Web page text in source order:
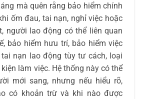
mà quên rằng bảo hiểm chính
ốm đau, tai nạn, nghỉ việc hoặc
người lao động có thể liên quan
bảo hiểm hưu trí, bảo hiểm việc
nạn lao động tùy tư cách, loại
làm việc. Hệ thống này có thể
mới sang, nhưng nếu hiểu rõ,
có khoản trừ và khi nào được